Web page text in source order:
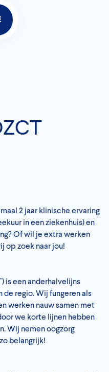
2 jaar klinische ervaring
in een ziekenhuis) en
Of wil je extra werken
op zoek naar jou!
is een anderhalvelijns
regio. Wij fungeren als
werken nauw samen met
we korte lijnen hebben
Wij nemen oogzorg
belangrijk!